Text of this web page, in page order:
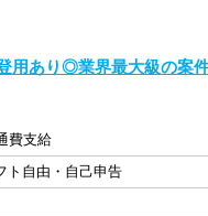
用あり◎業界最大級の案件
費支給
ト自由・自己申告